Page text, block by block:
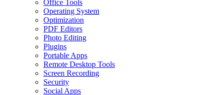
Office Tools
Operating System
Optimization
PDF Editors
Photo Editing
Plugins
Portable Apps
Remote Desktop Tools
Screen Recording
Security
Social Apps